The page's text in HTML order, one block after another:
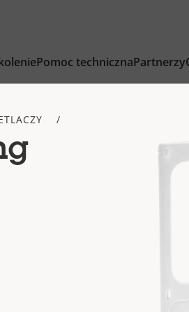
Pomoc technicznaPartnerzy